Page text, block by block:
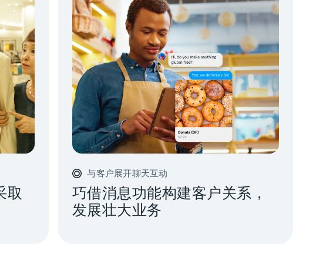
取
与客户展开聊天互动
巧借消息功能构建客户关系，
发展壮大业务